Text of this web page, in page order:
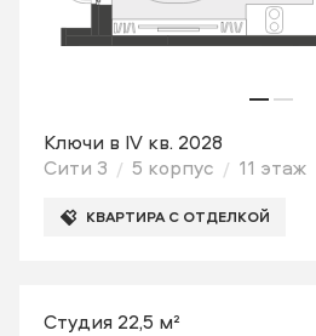
Ключи в IV кв. 2028
Сити 3
5 корпус 11 этаж
КВАРТИРА С ОТДЕЛКОЙ
Студия 22,5 м²